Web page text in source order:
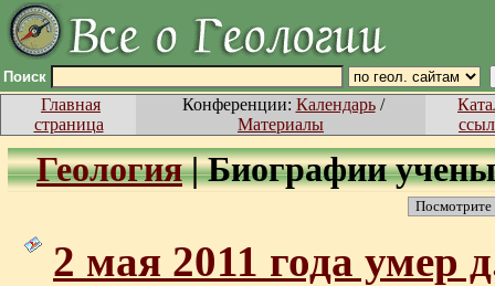
Поиск
Главная
страница
Конференции: Календарь/
Материалы
Геология|Биографии
Посмотрите
2 мая 2011 года умер